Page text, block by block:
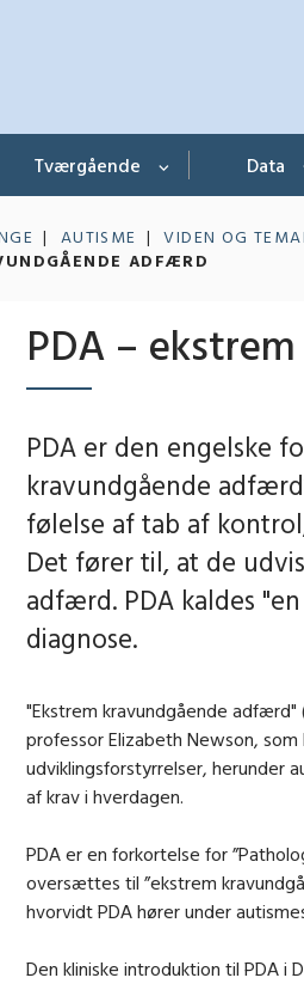
Tværgående Data
AUTISME
VIDEN OG
ADFÆRD
PDA –
PDA er den engelske
kravundgående
følelse af tab af
Det fører til, at de
adfærd. PDA kaldes
diagnose.
"Ekstrem kravundgående
professor Elizabeth Newson,
udviklingsforstyrrelser, herunder
af krav i hverdagen.
PDA er en forkortelse for
oversættes til ”ekstrem
hvorvidt PDA hører under
Den kliniske introduktion til PDA i